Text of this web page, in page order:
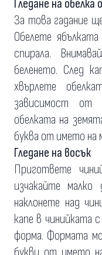
Гледане на обелка
За това гадание
Обелете
спирала.
беленето. След
хвърлете
зависимост от
обелката на
буква от името на
Гледане на восък
Пригответе
изчакайте
наклонете над
капе в чинийката
форма. Формата